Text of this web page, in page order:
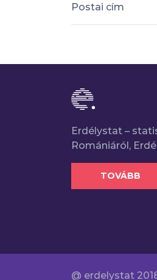
Postai cím
Erdélystat –
Romániáról,
TOVÁBB
@ erdelystat